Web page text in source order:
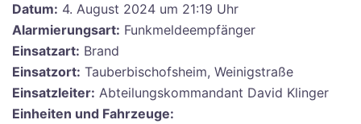
Datum: 4. August 2024 um 21:19 Uhr
Alarmierungsart: Funkmeldeempfänger
Einsatzart: Brand
Einsatzort: Tauberbischofsheim, Weinigstraße
Einsatzleiter: Abteilungskommandant David Klinger
Einheiten und Fahrzeuge: